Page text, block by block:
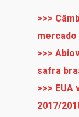
>>>
>>>
safra
>>>
2017/